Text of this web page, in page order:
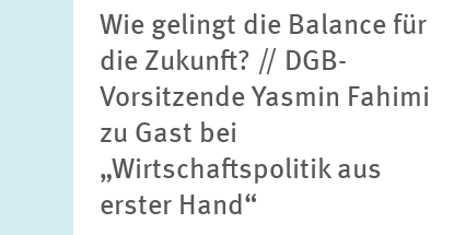
Wie gelingt die Balance für
die Zukunft? // DGB-
Vorsitzende Yasmin Fahimi
zu Gast bei
„Wirtschaftspolitik aus
erster Hand“